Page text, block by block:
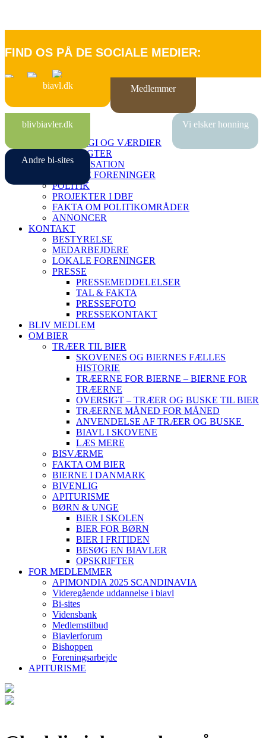
FIND OS PÅ DE SOCIALE MEDIER:
biavl.dk Medlemmer
blivbiavler.dk Vi elsker honning
Andre bi-sites
FORSIDE
STRATEGI OG VÆRDIER
VEDTÆGTER
ORGANISATION
LOKALE FORENINGER
POLITIK
PROJEKTER I DBF
FAKTA OM POLITIKOMRÅDER
ANNONCER
KONTAKT
BESTYRELSE
MEDARBEJDERE
LOKALE FORENINGER
PRESSE
PRESSEMEDDELELSER
TAL & FAKTA
PRESSEFOTO
PRESSEKONTAKT
BLIV MEDLEM
OM BIER
TRÆER TIL BIER
SKOVENES OG BIERNES FÆLLES
HISTORIE
TRÆERNE FOR BIERNE – BIERNE FOR
TRÆERNE
OVERSIGT – TRÆER OG BUSKE TIL BIER
TRÆERNE MÅNED FOR MÅNED
ANVENDELSE AF TRÆER OG BUSKE
BIAVL I SKOVENE
LÆS MERE
BISVÆRME
FAKTA OM BIER
BIERNE I DANMARK
BIVENLIG
APITURISME
BØRN & UNGE
BIER I SKOLEN
BIER FOR BØRN
BIER I FRITIDEN
BESØG EN BIAVLER
OPSKRIFTER
FOR MEDLEMMER
APIMONDIA 2025 SCANDINAVIA
Videregående uddannelse i biavl
Bi-sites
Vidensbank
Medlemstilbud
Biavlerforum
Bishoppen
Foreningsarbejde
APITURISME